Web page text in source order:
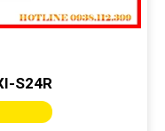
S24R